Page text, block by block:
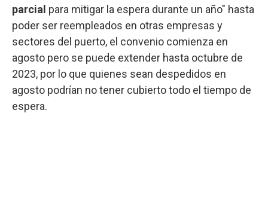
parcial para mitigar la espera durante un año" hasta
poder ser reempleados en otras empresas y
sectores del puerto, el convenio comienza en
agosto pero se puede extender hasta octubre de
2023, por lo que quienes sean despedidos en
agosto podrían no tener cubierto todo el tiempo de
espera.